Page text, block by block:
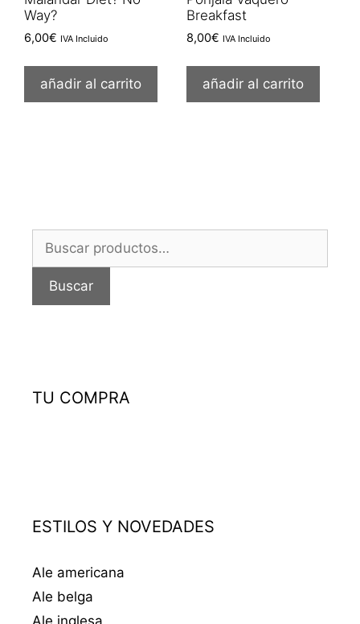
Way?
6,00€ IVA Incluido
añadir al carrito
Breakfast
8,00€ IVA Incluido
añadir al carrito
Buscar
Buscar
TU COMPRA
ESTILOS Y NOVEDADES
Ale americana
Ale belga